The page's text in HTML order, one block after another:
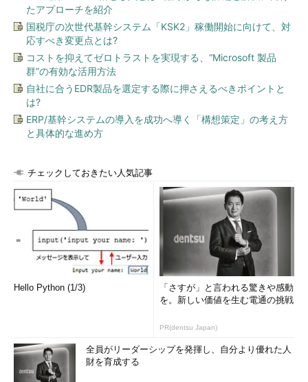
たアプローチを紹介
国税庁の次世代基幹システム「KSK2」稼働開始に向けて、対
応すべき変更点とは?
コストを抑えてゼロトラストを実現する、“Microsoft 製品
群”の有効な活用方法
自社に合うEDR製品を選定する際に押さえるべきポイントと
は?
ERP/基幹システムの導入を成功へ導く「構想策定」の考え方
と具体的な進め方
チェックしておきたい人気記事
Hello Python (1/3)
「さすが」と言われる驚きや感動
を。新しい価値を生む電通の挑戦
PR(dentsu Japan)
全員がリーダーシップを発揮し、自分より優れた人
財を育成する